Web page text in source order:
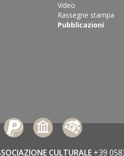
Video
Rassegne stampa
Pubblicazioni
CULTURALE +39